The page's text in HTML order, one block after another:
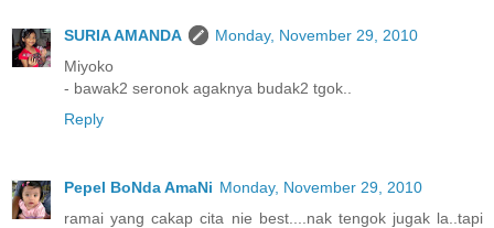
SURIA AMANDA
Monday, November 29, 2010
Miyoko
- bawak2 seronok agaknya budak2 tgok..
Reply
Pepel BoNda AmaNi Monday, November 29, 2010
ramai yang cakap cita nie best....nak tengok jugak la..tapi